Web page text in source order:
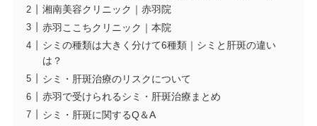
湘南美容クリニック｜赤羽院
赤羽ここちクリニック｜本院
シミの種類は大きく分けて6種類｜シミと肝斑の違い
は？
シミ・肝斑治療のリスクについて
赤羽で受けられるシミ・肝斑治療まとめ
シミ・肝斑に関するQ＆A